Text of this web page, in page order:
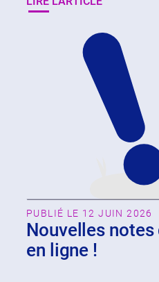
PUBLIÉ LE 12 JUIN 2026
Nouvelles
en ligne !